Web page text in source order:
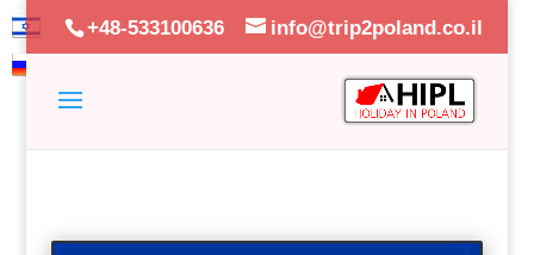
+48-533100636 info@trip2poland.co.il